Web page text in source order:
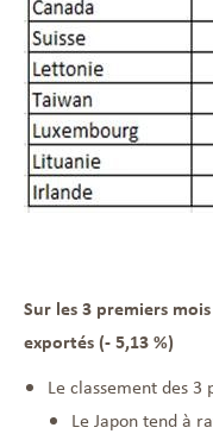
Sur les 3 premiers
exportés (- 5,13 %)
Le classement des
Le Japon tend à